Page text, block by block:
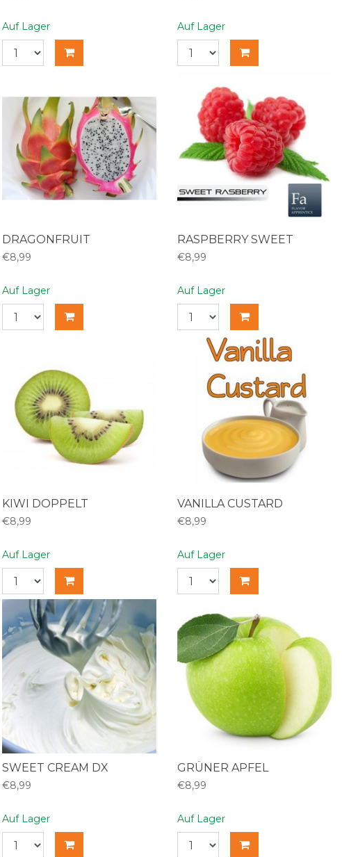
Auf Lager Auf Lager
DRAGONFRUIT
€8,99
Auf Lager
RASPBERRY SWEET
€8,99
Auf Lager
KIWI DOPPELT
€8,99
Auf Lager
VANILLA CUSTARD
€8,99
Auf Lager
SWEET CREAM DX
€8,99
Auf Lager
GRÜNER APFEL
€8,99
Auf Lager